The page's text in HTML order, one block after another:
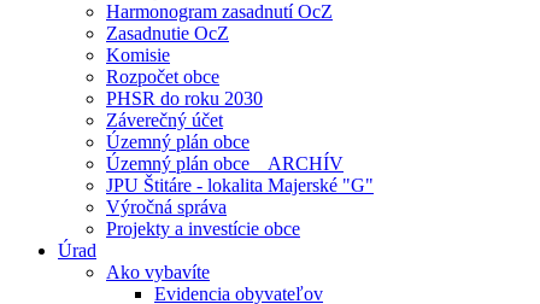
Harmonogram zasadnutí OcZ
Zasadnutie OcZ
Komisie
Rozpočet obce
PHSR do roku 2030
Záverečný účet
Územný plán obce
Územný plán obce _ ARCHÍV
JPU Štitáre - lokalita Majerské "G"
Výročná správa
Projekty a investície obce
Úrad
Ako vybavíte
Evidencia obyvateľov